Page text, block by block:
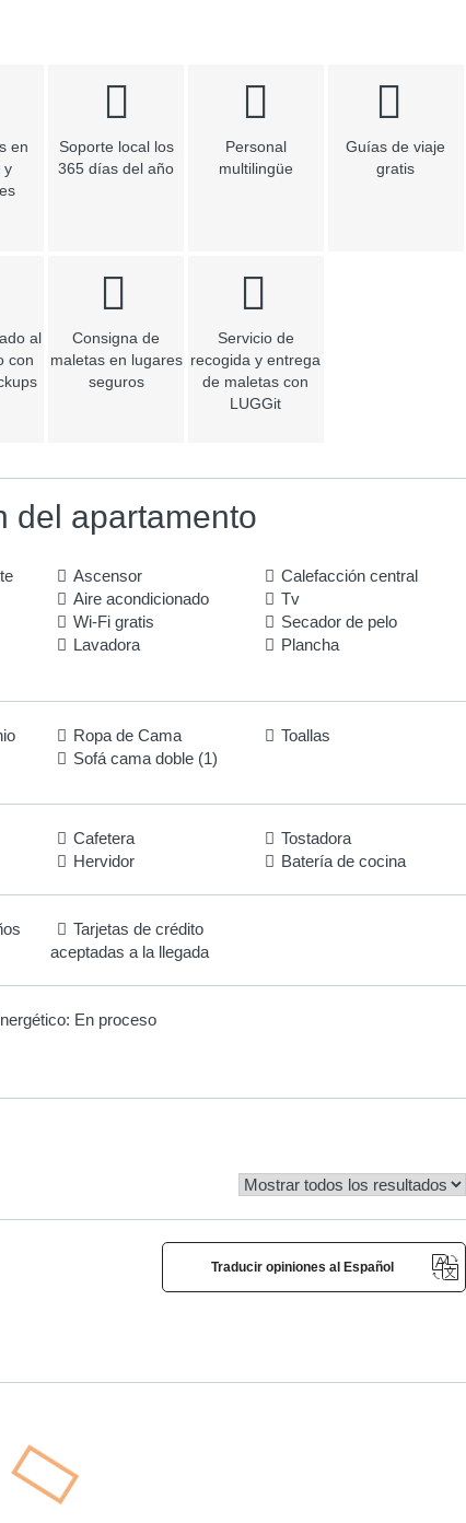
en
y
Soporte local los
365 días del año
Personal
multilingüe
Guías de viaje
gratis
al
con
Consigna de
maletas en lugares
seguros
Servicio de
recogida y entrega
de maletas con
LUGGit
del apartamento
Ascensor
Calefacción central
Aire acondicionado
Tv
Wi-Fi gratis
Secador de pelo
Lavadora
Plancha
Ropa de Cama
Toallas
Sofá cama doble (1)
Cafetera
Tostadora
Hervidor Batería de cocina
Tarjetas de crédito
aceptadas a la llegada
En proceso
Traducir opiniones al Español